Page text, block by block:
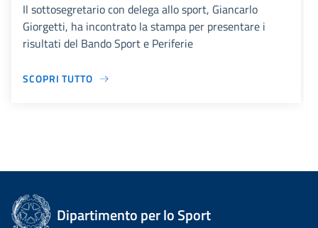
Il sottosegretario con delega allo sport, Giancarlo
Giorgetti, ha incontrato la stampa per presentare i
risultati del Bando Sport e Periferie
SCOPRI TUTTO
Dipartimento per lo Sport